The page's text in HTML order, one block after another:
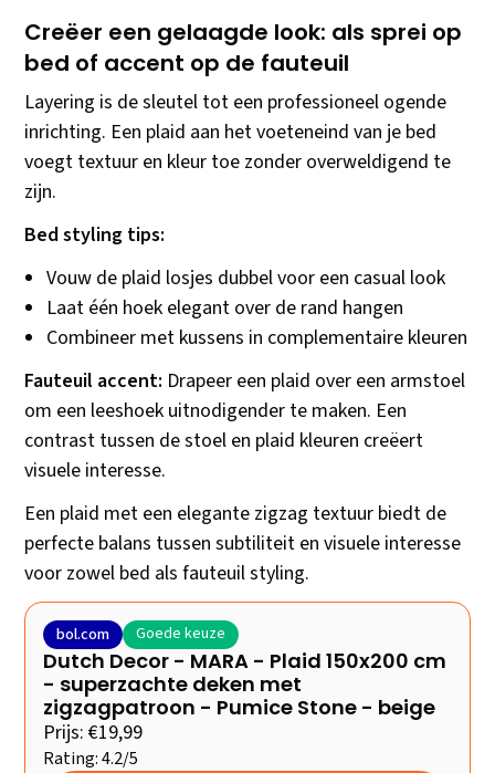
Creëer een gelaagde look: als sprei op
bed of accent op de fauteuil
Layering is de sleutel tot een professioneel ogende
inrichting. Een plaid aan het voeteneind van je bed
voegt textuur en kleur toe zonder overweldigend te
zijn.
Bed styling tips:
Vouw de plaid losjes dubbel voor een casual look
Laat één hoek elegant over de rand hangen
Combineer met kussens in complementaire kleuren
Fauteuil accent: Drapeer een plaid over een armstoel
om een leeshoek uitnodigender te maken. Een
contrast tussen de stoel en plaid kleuren creëert
visuele interesse.
Een plaid met een elegante zigzag textuur biedt de
perfecte balans tussen subtiliteit en visuele interesse
voor zowel bed als fauteuil styling.
bol.com Goede keuze
Dutch Decor - MARA - Plaid 150x200 cm
- superzachte deken met
zigzagpatroon - Pumice Stone - beige
Prijs: €19,99
Rating: 4.2/5